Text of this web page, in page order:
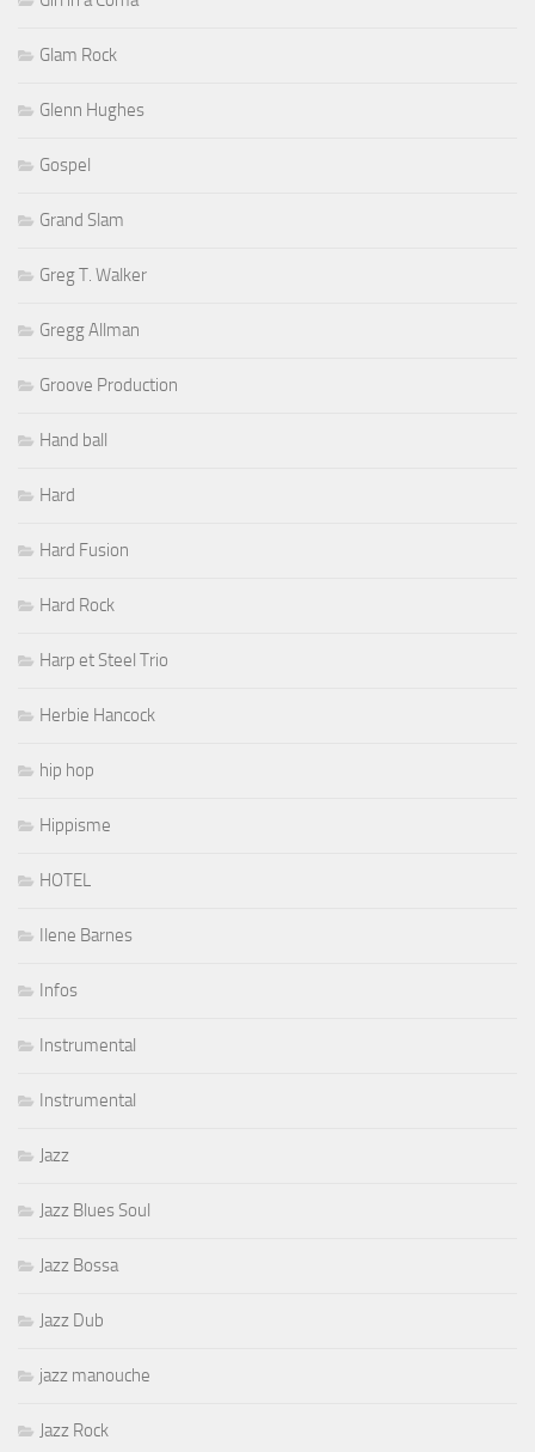
Glam Rock
Glenn Hughes
Gospel
Grand Slam
Greg T. Walker
Gregg Allman
Groove Production
Hand ball
Hard
Hard Fusion
Hard Rock
Harp et Steel Trio
Herbie Hancock
hip hop
Hippisme
HOTEL
Ilene Barnes
Infos
Instrumental
Instrumental
Jazz
Jazz Blues Soul
Jazz Bossa
Jazz Dub
jazz manouche
Jazz Rock